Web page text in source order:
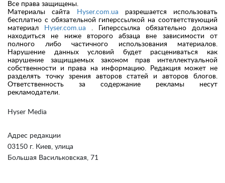
Hyser Media
Адрес редакции
03150 г. Киев, улица
Большая Васильковская, 71
Все права защищены.
Материалы сайта
Hyser.com.ua разрешается использовать
бесплатно с обязательной гиперссылкой на соответствующий
материал
Hyser.com.ua . Гиперссылка обязательно должна
находиться не ниже второго абзаца вне зависимости от
полного либо частичного использования материалов.
Нарушение данных условий будет расцениваться как
нарушение защищаемых законом прав интеллектуальной
собственности и права на информацию. Редакция может не
разделять точку зрения авторов статей и авторов блогов.
Ответственность за содержание рекламы несут
рекламодатели.